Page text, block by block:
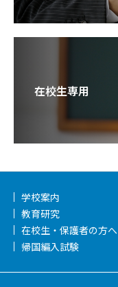
在校生専用
学校案内
教育研究
在校生・保護者の方へ
帰国編入試験